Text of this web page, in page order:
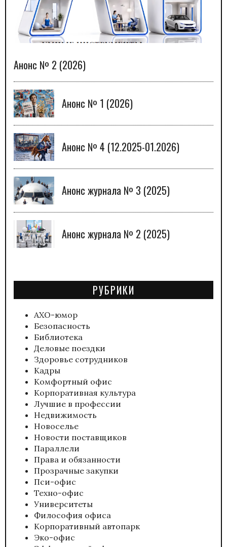
Анонс № 2 (2026)
Анонс № 1 (2026)
Анонс № 4 (12.2025-01.2026)
Анонс журнала № 3 (2025)
Анонс журнала № 2 (2025)
РУБРИКИ
АХО-юмор
Безопасность
Библиотека
Деловые поездки
Здоровье сотрудников
Кадры
Комфортный офис
Корпоративная культура
Лучшие в профессии
Недвижимость
Новоселье
Новости поставщиков
Параллели
Права и обязанности
Прозрачные закупки
Пси-офис
Техно-офис
Университеты
Философия офиса
Корпоративный автопарк
Эко-офис